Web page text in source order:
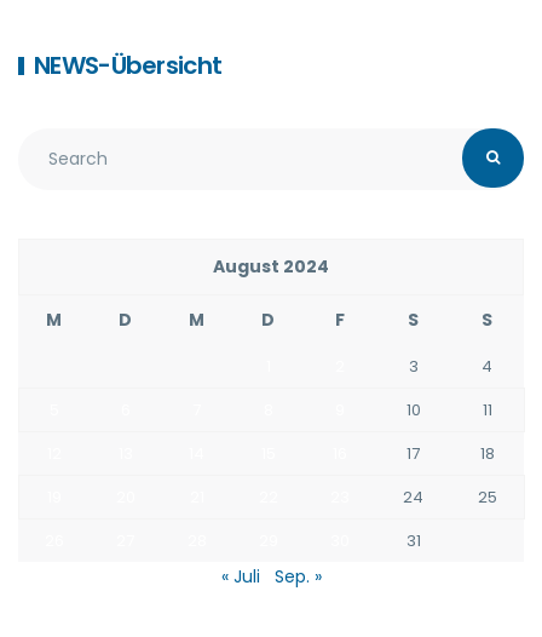
NEWS-Übersicht
August 2024
M D M D F S S
3
4
10
11
17
18
24
25
31
« Juli Sep. »